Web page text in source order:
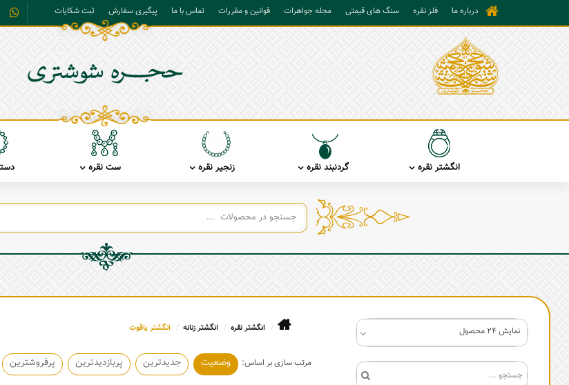
درباره ما فلز نقره سنگ های قیمتی مجله جواهرات قوانین و مقررات تماس با ما پیگیری سفارش ثبت شکایات
انگشتر نقره گردنبند نقره زنجیر نقره ست نقره
انگشتر نقره انگشتر زنانه انگشتر یاقوت
وضعیت جدیدترین پربازدیدترین پرفروشترین
نمایش 24 محصول